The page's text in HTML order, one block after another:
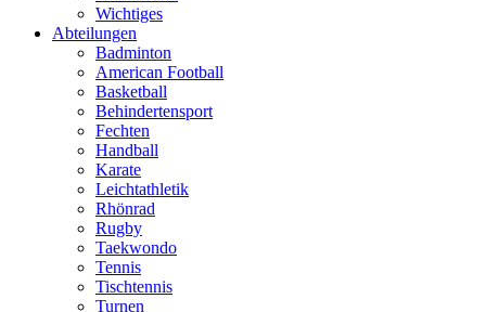
Wichtiges
Abteilungen
Badminton
American Football
Basketball
Behindertensport
Fechten
Handball
Karate
Leichtathletik
Rhönrad
Rugby
Taekwondo
Tennis
Tischtennis
Turnen